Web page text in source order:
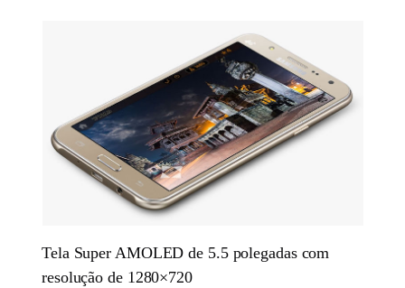
Tela Super AMOLED de 5.5 polegadas com
resolução de 1280×720